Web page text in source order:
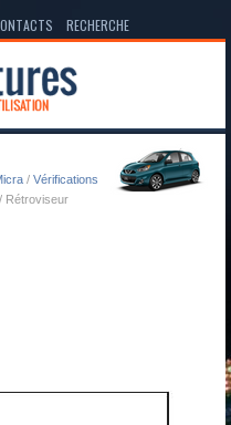
RECHERCHE
/ Vérifications
/ Rétroviseur